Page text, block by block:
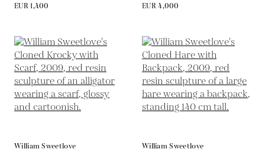
EUR 1,400
EUR 4,000
William Sweetlove
William Sweetlove